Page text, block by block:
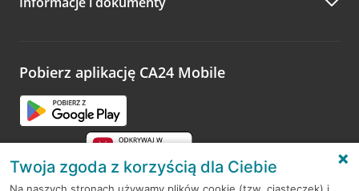
Zachęcamy do podzielenia się z nami opinią o wizycie.
opinie.
Pobierz aplikację CA24 Mobile
Twoja zgoda z korzyścią dla Ciebie